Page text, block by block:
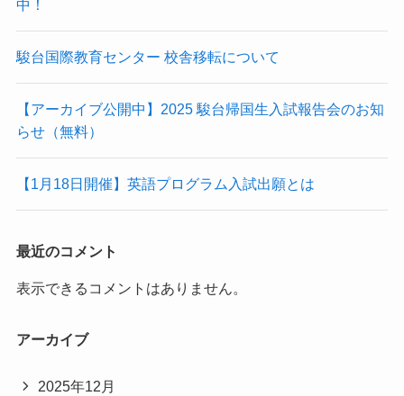
中！
駿台国際教育センター 校舎移転について
【アーカイブ公開中】2025 駿台帰国生入試報告会のお知
らせ（無料）
【1月18日開催】英語プログラム入試出願とは
最近のコメント
表示できるコメントはありません。
アーカイブ
2025年12月